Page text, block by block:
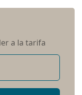
a la tarifa